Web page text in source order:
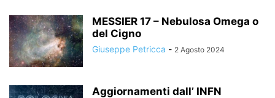
MESSIER 17 – Nebulosa Omega o
del Cigno
Giuseppe Petricca - 2 Agosto 2024
Aggiornamenti dall’ INFN